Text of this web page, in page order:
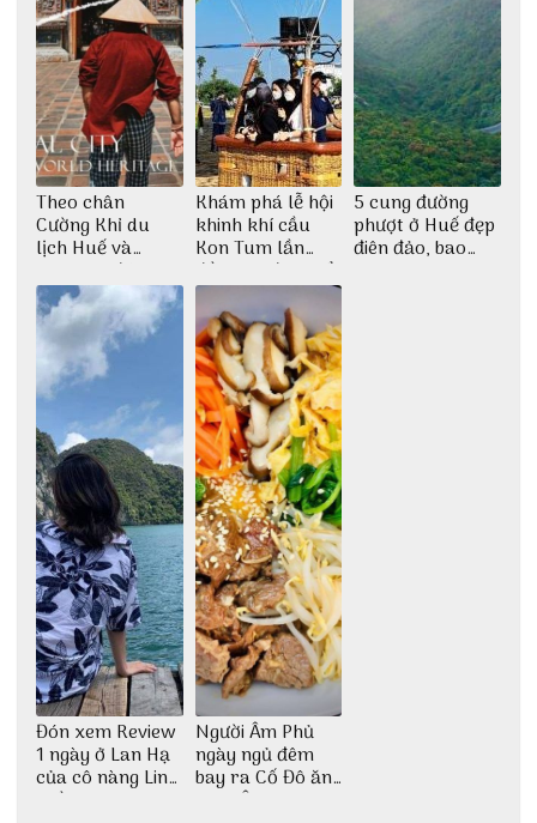
Theo chân
Cường Khỉ du
lịch Huế và
check-in đúng
những góc chụp
đẹp
Khám phá lễ hội
khinh khí cầu
Kon Tum lần
đầu tiên được tổ
chức
5 cung đường
phượt ở Huế đẹp
điên đảo, bao
Đón xem Review
1 ngày ở Lan Hạ
của cô nàng Linh
Trần
Người Âm Phủ
ngày ngủ đêm
bay ra Cố Đô ăn
Cơm Âm Phủ